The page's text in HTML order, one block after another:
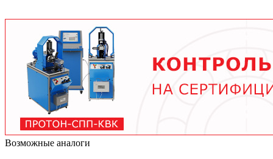
тяжелых условиях до 2 лет при нормальной
эксплуатации. Используйте только
рекомендованные производителем смазочные
материалы.
Возможные аналоги